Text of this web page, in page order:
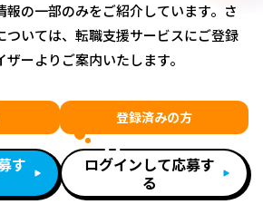
報の一部のみをご紹介しています。さ
ついては、転職支援サービスにご登録
ーよりご案内いたします。
す
登録済みの方
ログインして応募す
る